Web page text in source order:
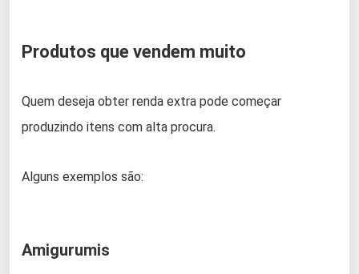
Produtos que vendem muito
Quem deseja obter renda extra pode começar
produzindo itens com alta procura.
Alguns exemplos são:
Amigurumis